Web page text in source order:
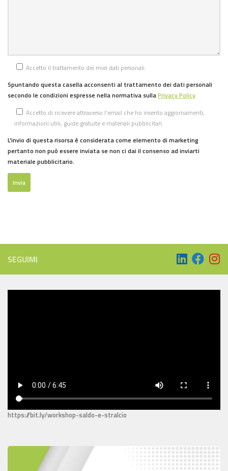
Accetto il trattamento dei miei dati personali.
Spuntando questa casella acconsenti al trattamento dei dati personali
secondo le condizioni espresse nella normativa sullaPrivacy Policy
Accetto di ricevere attraverso l'email che ho inserito aggiornamenti,
informazioni utili, guide gratuite e materiali pubblicitari.
L'invio di questa risorsa è considerata come elemento di marketing
pertanto non può essere inviata se non ci dai il consenso ad inviarti
materiale pubblicitario.
Invia
SEGUIMI
https://bit.ly/workshop-saldo-e-stralcio